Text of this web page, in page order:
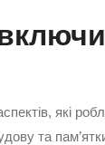
які
та